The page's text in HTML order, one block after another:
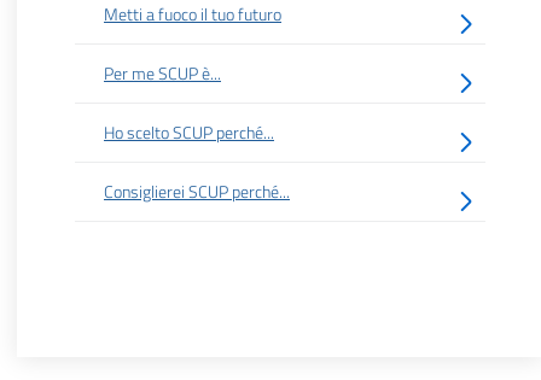
Metti a fuoco il tuo futuro
Per me SCUP è...
Ho scelto SCUP perché...
Consiglierei SCUP perché...